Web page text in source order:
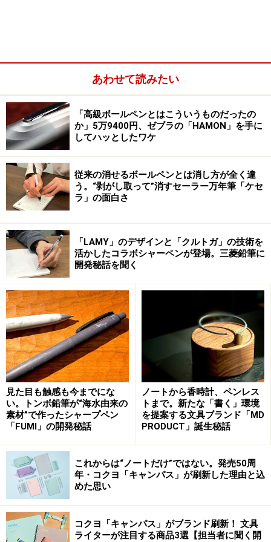
「LAMY社は、どちらかというとデザインを主軸に置い
ているため、そこに三菱鉛筆の技術を分かりやすく組み
合わせるのであれば、弊社の中でも基幹となる技術を搭
載した『ジェットストリーム』ではないかという発想が
出てくるのは必然でした。そして第2弾としては、やは
り私たちならではの特徴的な技術が詰まった『クルト
ガ』がふさわしいのではないかというのが、1つの考え
方でもありました」と、今回の製品の開発を担当された
三菱鉛筆株式会社商品開発部の藤川恵汰さん。
互いの得意分野を掛け合わせて幅広い層に
リーチ
上が人気の透明軸のビスタ、下が筆者が購入したブルー。限
定品ではなくレギュラー商品なので、人気のビスタも入手可
能
ユーザーとメーカーの思惑が一致した製品だったため、
LAMY safari KURUTOGA insideは発表直後から話題にな
り、透明軸のビスタは特に品薄状態に。出遅れた筆者は
LAMY製品では持っていなかった軸色のブルーを購入し
ました。
「筆記具としてのディテールなど、LAMY社が強くこだ
わっているところは私たちも学ぶことが多いです。一方
で、書き味や筆記性能などは三菱鉛筆も自信のあるとこ
ろですし、特にシャープペンシルは、ヨーロッパでは一
般的な筆記具というより製図や図画に使われるという事
情もあるため、互いの得意なところを組み合わせたとい
うところは大きいです」と藤川さん。
あわせて読みたい
「高級ボールペンとはこういうものだったの
か」5万9400円、ゼブラの「HAMON」を手に
してハッとしたワケ
従来の消せるボールペンとは消し方が全く違
う。“剥がし取って”消すセーラー万年筆「ケセ
ラ」の面白さ
「LAMY」のデザインと「クルトガ」の技術を
活かしたコラボシャーペンが登場。三菱鉛筆に
開発秘話を聞く
見た目も触感も今までにな
い。トンボ鉛筆が“海水由来の
素材”で作ったシャープペン
「FUMI」の開発秘話
ノートから香時計、ペンレス
トまで。新たな「書く」環境
を提案する文具ブランド「MD
PRODUCT」誕生秘話
これからは“ノートだけ”ではない。発売50周
年・コクヨ「キャンパス」が刷新した理由と込
めた思い
コクヨ「キャンパス」がブランド刷新！ 文具
ライターが注目する商品3選【担当者に聞く開